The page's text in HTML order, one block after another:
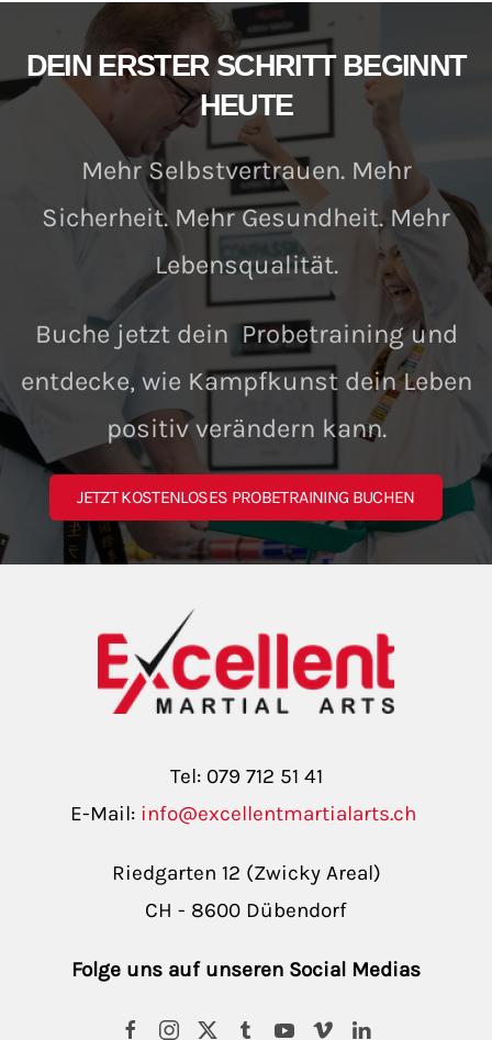
DEIN ERSTER SCHRITT BEGINNT
HEUTE
Mehr Selbstvertrauen. Mehr
Sicherheit. Mehr Gesundheit. Mehr
Lebensqualität.
Buche jetzt dein Probetraining und
entdecke, wie Kampfkunst dein Leben
positiv verändern kann.
JETZT KOSTENLOSES PROBETRAINING BUCHEN
Tel: 079 712 51 41
E-Mail: info@excellentmartialarts.ch
Riedgarten 12 (Zwicky Areal)
CH - 8600 Dübendorf
Folge uns auf unseren Social Medias